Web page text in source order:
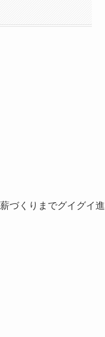
づくりまでグイグイ進